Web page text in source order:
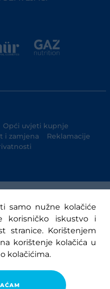
Opći uvjeti kupnje
i zamjena
Reklamacije
NK Osijek
samo nužne kolačiće
korisničko iskustvo i
stranice. Korištenjem
korištenje kolačića u
kolačićima.